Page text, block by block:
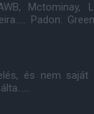
Mctominay,
Padon:
és nem saját